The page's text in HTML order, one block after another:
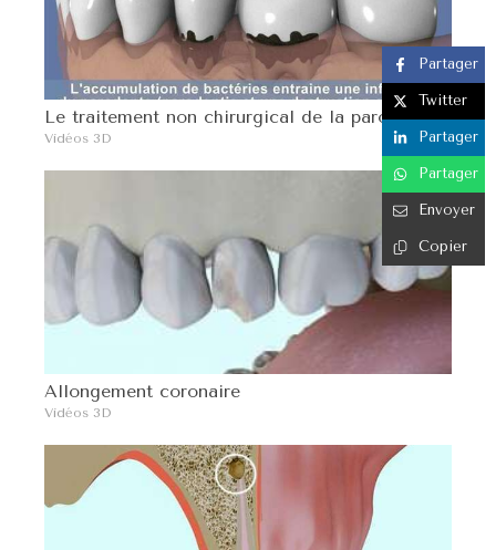
Le traitement non chirurgical de la parodontite
Vidéos 3D
Allongement coronaire
Vidéos 3D
Partager
Twitter
Partager
Partager
Envoyer
Copier